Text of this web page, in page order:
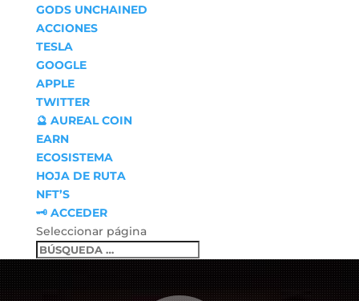
GODS UNCHAINED
ACCIONES
TESLA
GOOGLE
APPLE
TWITTER
🔮 AUREAL COIN
EARN
ECOSISTEMA
HOJA DE RUTA
NFT’S
🗝 ACCEDER
Seleccionar página